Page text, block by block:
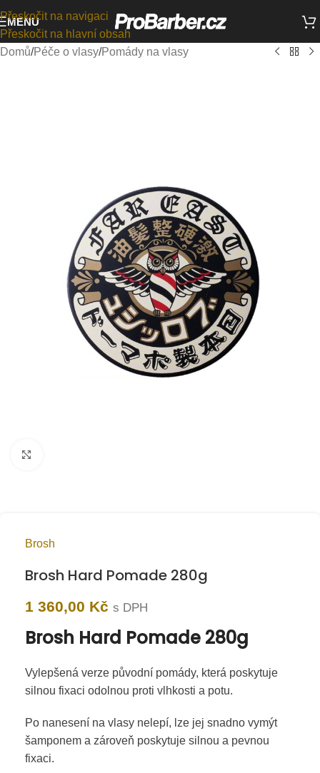
Přeskočit na navigaci
Přeskočit na hlavní obsah
MENU
Domů/Péče o vlasy/Pomády na vlasy
Brosh
Brosh Hard Pomade 280g
1 360,00 Kč s DPH
Brosh Hard Pomade 280g
Vylepšená verze původní pomády, která poskytuje
silnou fixaci odolnou proti vlhkosti a potu.
Po nanesení na vlasy nelepí, lze jej snadno vymýt
šamponem a zároveň poskytuje silnou a pevnou
fixaci.